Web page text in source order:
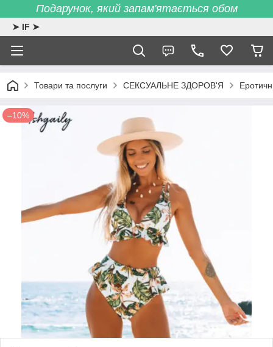
Подарунок, який запам'ятається обом
➤ IF ➤
Товари та послуги СЕКСУАЛЬНЕ ЗДОРОВ'Я
–10%